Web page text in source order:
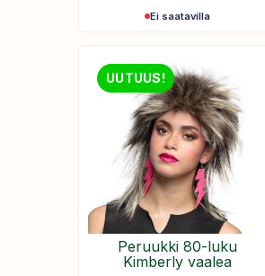
Ei saatavilla
UUTUUS!
Peruukki 80-luku
Kimberly vaalea